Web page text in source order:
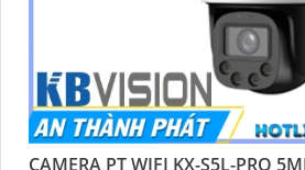
CAMERA PT WIFI KX-S5L-PRO